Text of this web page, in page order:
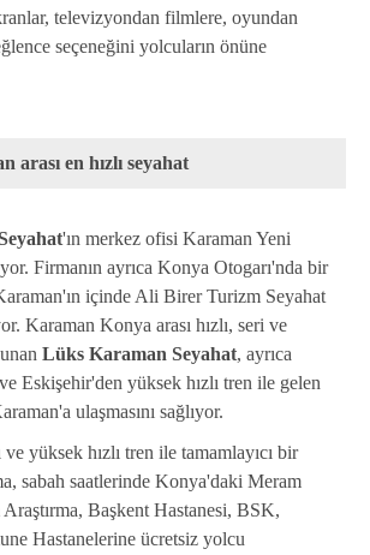
televizyondan filmlere, oyundan
seçeneğini yolcuların önüne
arası en hızlı seyahat
'ın merkez ofisi Karaman Yeni
Firmanın ayrıca Konya Otogarı'nda bir
içinde Ali Birer Turizm Seyahat
Karaman Konya arası hızlı, seri ve
Lüks Karaman Seyahat, ayrıca
Eskişehir'den yüksek hızlı tren ile gelen
ulaşmasını sağlıyor.
yüksek hızlı tren ile tamamlayıcı bir
sabah saatlerinde Konya'daki Meram
Başkent Hastanesi, BSK,
Hastanelerine ücretsiz yolcu